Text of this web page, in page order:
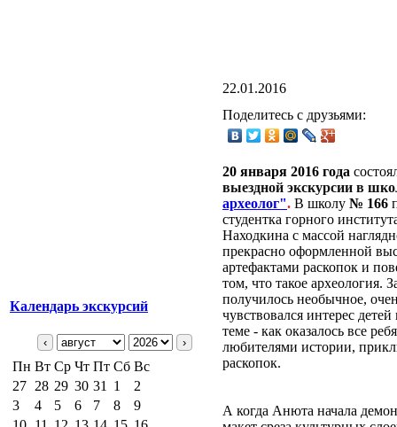
Календарь экскурсий
‹ ›
Пн Вт Ср Чт Пт Сб Вс
27 28 29 30 31 1
2
3
4 5 6 7 8
9
22.01.2016
Поделитесь с друзьями:
20 января 2016 года
выездной экскурсии в
археолог". В школу № 166
студентка горного
Находкина с массой
прекрасно оформленной
артефактами раскопок и
том, что такое археология.
получилось необычное,
чувствовался интерес детей
теме - как оказалось все
любителями истории,
раскопок.
А когда Анюта начала